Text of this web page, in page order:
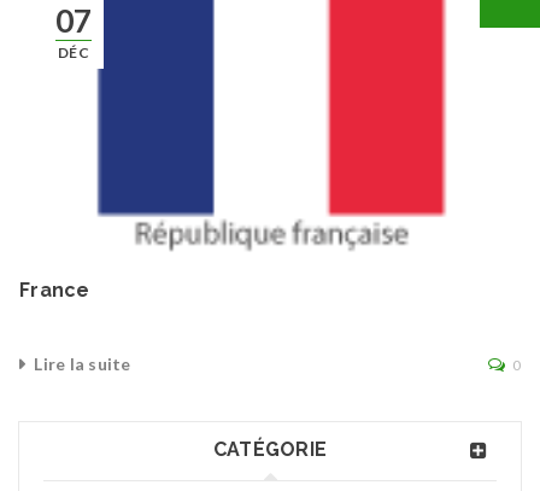
07
DÉC
France
Lire la suite 0
CATÉGORIE